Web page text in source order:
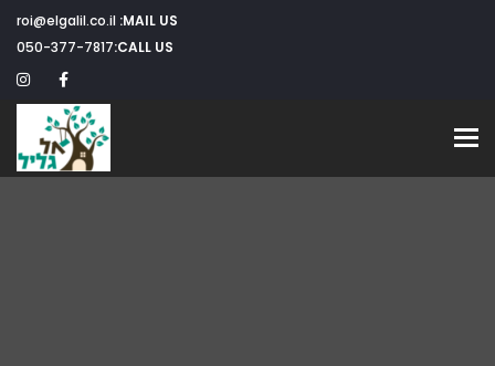
MAIL US:
CALL US:
050-377-7817
Toggle navigation